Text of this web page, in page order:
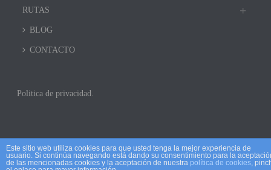
RUTAS
BLOG
CONTACTO
Politica de privacidad.
Este sitio web utiliza cookies para que usted tenga la mejor experiencia de
usuario. Si continúa navegando está dando su consentimiento para la
de las mencionadas cookies y la aceptación de nuestra política de cookies,